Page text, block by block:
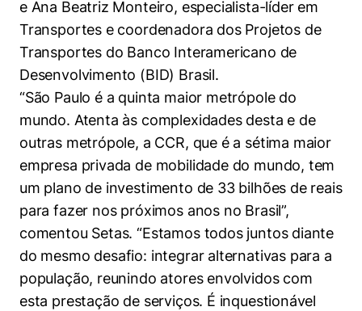
e Ana Beatriz Monteiro, especialista-líder em
Transportes e coordenadora dos Projetos de
Transportes do Banco Interamericano de
Desenvolvimento (BID) Brasil.
“São Paulo é a quinta maior metrópole do
mundo. Atenta às complexidades desta e de
outras metrópole, a CCR, que é a sétima maior
empresa privada de mobilidade do mundo, tem
um plano de investimento de 33 bilhões de reais
para fazer nos próximos anos no Brasil”,
comentou Setas. “Estamos todos juntos diante
do mesmo desafio: integrar alternativas para a
população, reunindo atores envolvidos com
esta prestação de serviços. É inquestionável